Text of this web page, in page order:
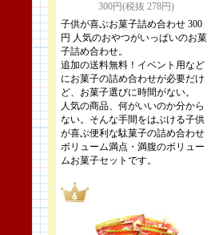
300円(税抜 278円)
子供が喜ぶお菓子詰め合わせ 300
円 人気のおやつがいっぱいのお菓
子詰め合わせ。
追加の送料無料！イベント用など
にお菓子の詰め合わせが必要だけ
ど、お菓子選びに時間がない。
人気の商品、何がいいのか分から
ない。そんな手間をはぶける子供
が喜ぶ便利な駄菓子の詰め合わせ
ボリューム満点・満腹のボリュー
ムお菓子セットです。